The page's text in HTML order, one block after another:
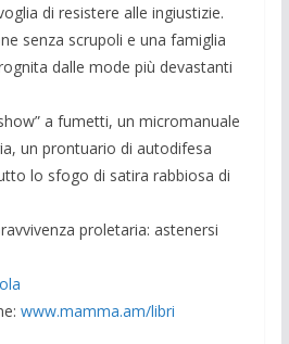
di resistere alle ingiustizie.
senza scrupoli e una famiglia
dalle mode più devastanti
a fumetti, un micromanuale
un prontuario di autodifesa
lo sfogo di satira rabbiosa di
proletaria: astenersi
www.mamma.am/libri